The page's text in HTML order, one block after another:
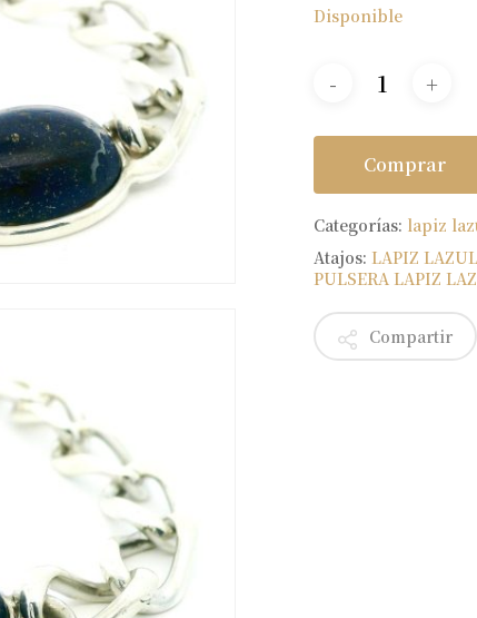
Disponible
Comprar
Categorías: lapiz
Atajos:LAPIZ
PULSERA LAPIZ
Compartir